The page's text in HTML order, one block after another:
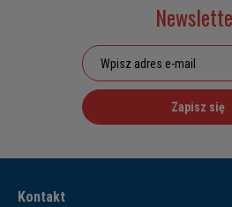
Zapisz się
Kontakt